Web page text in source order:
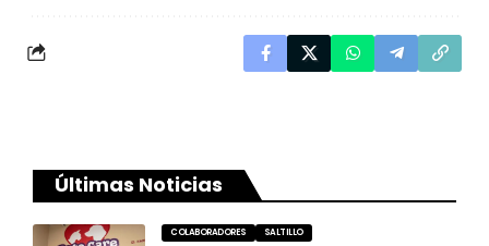
Últimas Noticias
COLABORADORES SALTILLO